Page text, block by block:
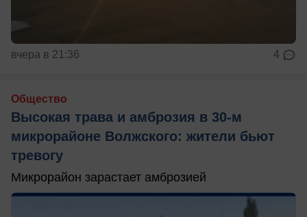
вчера в 21:36 4
Общество
Высокая трава и амброзия в 30‑м
микрорайоне Волжского: жители бьют
тревогу
Микрорайон зарастает амброзией